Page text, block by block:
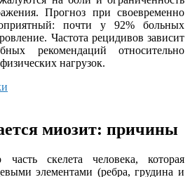
Прогноз при своевременно
почти у 92% больных
Частота рецидивов зависит
рекомендаций относительно
нагрузок.
миозит: причины
скелета человека, которая
элементами (ребра, грудина и